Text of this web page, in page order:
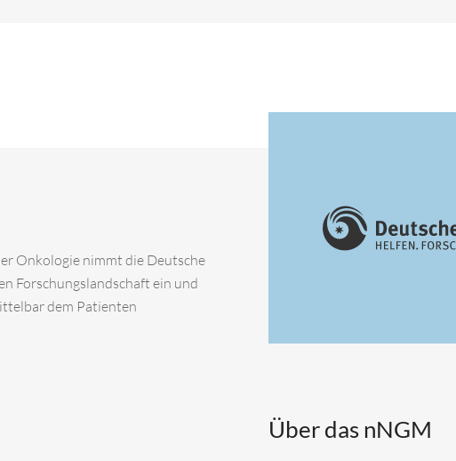
Onkologie nimmt die Deutsche
Forschungslandschaft ein und
dem Patienten
Über das nNGM